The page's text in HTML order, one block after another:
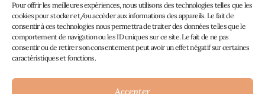
Pour offrir les meilleures expériences, nous utilisons des technologies telles que les
cookies pour stocker et/ou accéder aux informations des appareils. Le fait de
consentir à ces technologies nous permettra de traiter des données telles que le
comportement de navigation ou les ID uniques sur ce site. Le fait de ne pas
consentir ou de retirer son consentement peut avoir un effet négatif sur certaines
caractéristiques et fonctions.
Accepter
liens utiles
accueil
boutique
mon panier